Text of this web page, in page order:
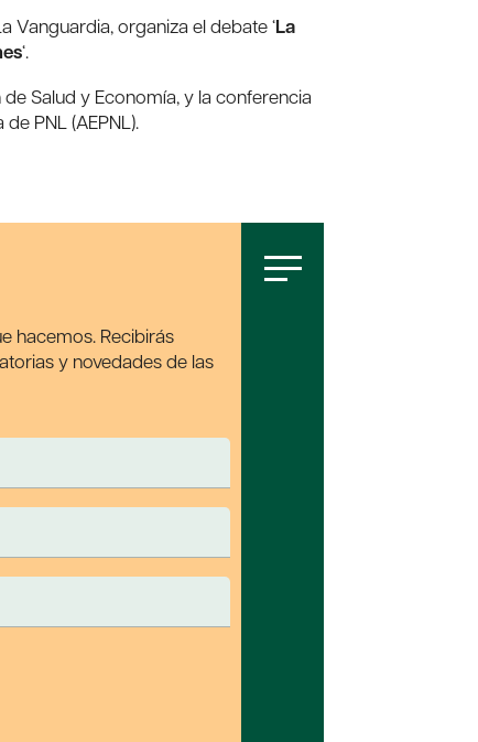
Vanguardia, organiza el debate ‘La
‘.
Salud y Economía, y la conferencia
PNL (AEPNL).
hacemos. Recibirás
y novedades de las